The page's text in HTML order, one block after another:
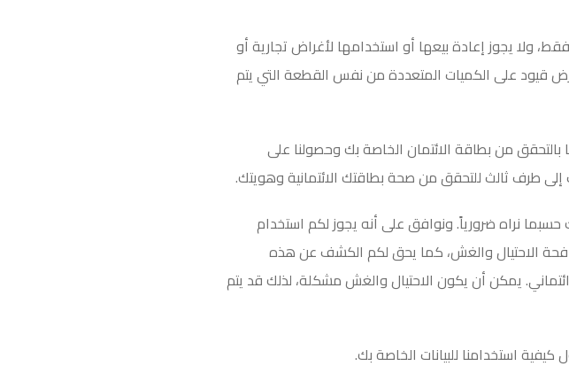
ولا يجوز إعادة بيعها أو استخدامها لأغراض تجارية أو
قيود على الكميات المتعددة من نفس القطعة التي يتم
من بطاقة الائتمان الخاصة بك وحصولنا على
إلى طرف ثالث للتحقق من صحة بطاقتك الائتمانية وهويتك.
حسبما نراه ضرورياً. ونوافق على أنه يجوز لكم استخدام
الاحتيال والغش، كما يحق لكم الكشف عن هذه
يمكن أن يكون الاحتيال والغش مشكلة، لذلك قد يتم
استخدامنا للبيانات الخاصة بك.